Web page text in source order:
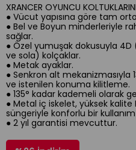
XRANCER OYUNCU
● Vücut yapısına göre tam
● Bel ve Boyun minderleriyle
sağlar.
● Özel yumuşak dokusuyla 4D
ve sola) kolçaklar.
● Metak ayaklar.
● Senkron alt mekanizmasıyla
ve istenilen konuma kilitleme.
● 135° kadar kademeli olarak
● Metal iç iskelet, yüksek
süngeriyle konforlu bir
● 2 yıl garantisi mevcuttur.